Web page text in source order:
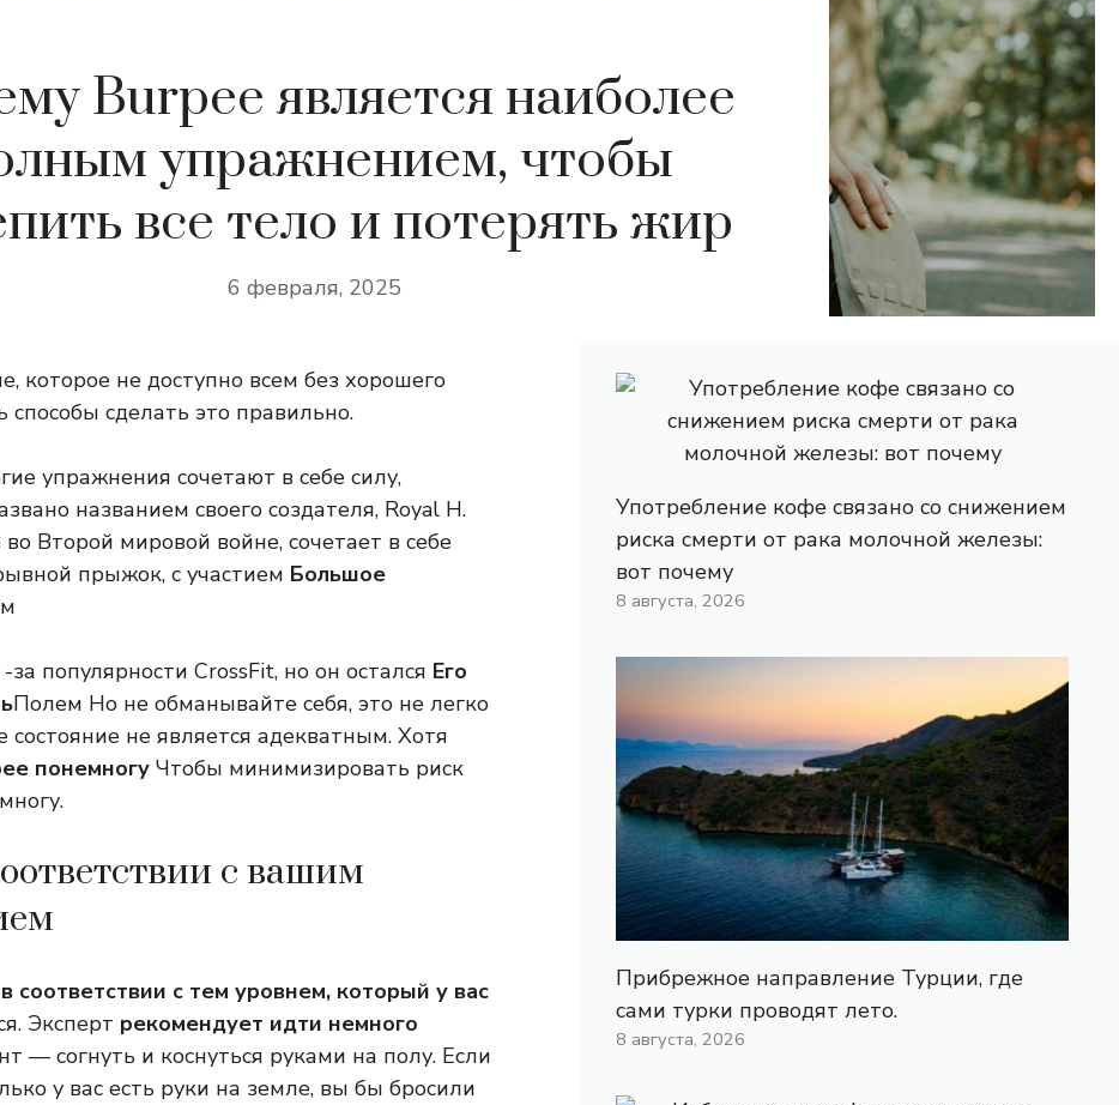
Burpee является наиболее
упражнением, чтобы
все тело и потерять жир
6 февраля, 2025
которое не доступно всем без хорошего
способы сделать это правильно.
упражнения сочетают в себе силу,
названием своего создателя, Royal H.
Второй мировой войне, сочетает в себе
прыжок, с участием Большое
популярности CrossFit, но он остался Его
Полем Но не обманывайте себя, это не легко
не является адекватным. Хотя
понемногу Чтобы минимизировать риск
с вашим
в соответствии с тем уровнем, который у вас
Эксперт рекомендует идти немного
— согнуть и коснуться руками на полу. Если
у вас есть руки на земле, вы бы бросили
Употребление кофе связано со снижением
риска смерти от рака молочной железы:
вот почему
8 августа, 2026
Прибрежное направление Турции, где
сами турки проводят лето.
8 августа, 2026